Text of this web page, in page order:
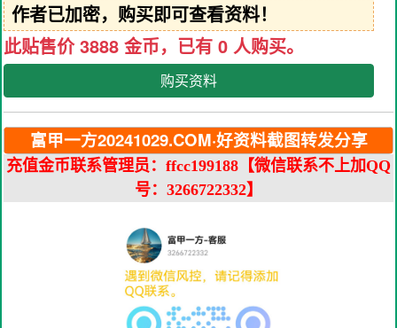
作者已加密，购买即可查看资料！
此贴售价 3888 金币，已有 0 人购买。
购买资料
富甲一方20241029.COM·好资料截图转发分享
充值金币联系管理员：ffcc199188【微信联系不上加QQ
号：3266722332】